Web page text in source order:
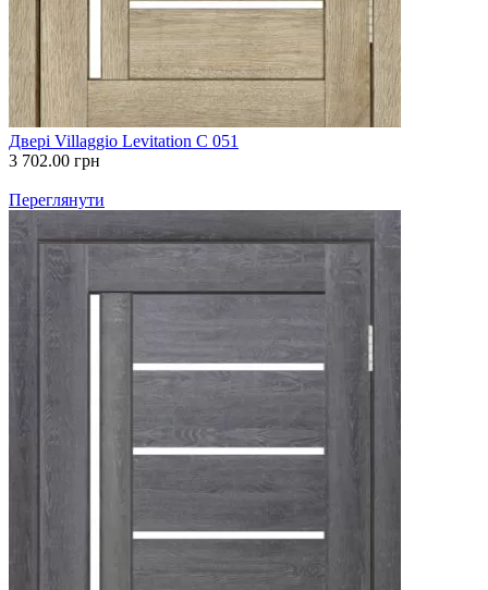
Двері Villaggio Levitation С 051
3 702.00 грн
Переглянути